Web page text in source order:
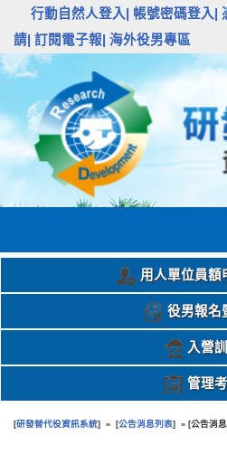
行動自然人登入| 帳號密碼登入|
請| 訂閱電子報| 海外役男專區
用人單位員額
役男報名
入營
管理
[研發替代役資訊系統] » [公告消息列表] » [公告消息